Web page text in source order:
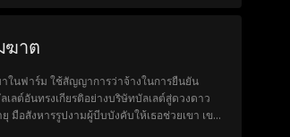
ฆาต
ในฟาร์ม ใช้สัญญาการว่าจ้างในการยืนยัน
ลต์อันทรงเกียรติอย่างบริษัทบัลเลต์สู่ดวงดาว
มือสังหารรูปงามผู้บีบบังคับให้เธอช่วยเขา เขา